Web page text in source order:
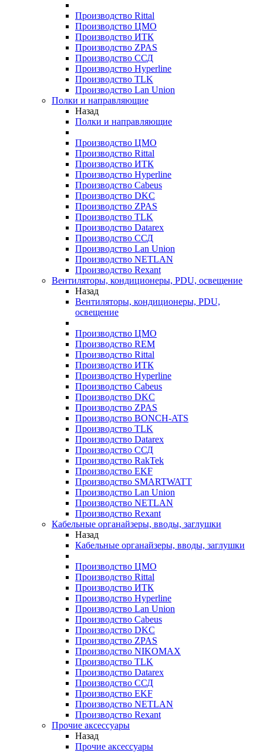
Производство Rittal
Производство ЦМО
Производство ИТК
Производство ZPAS
Производство ССД
Производство Hyperline
Производство TLK
Производство Lan Union
Полки и направляющие
Назад
Полки и направляющие
Производство ЦМО
Производство Rittal
Производство ИТК
Производство Hyperline
Производство Cabeus
Производство DKC
Производство ZPAS
Производство TLK
Производство Datarex
Производство ССД
Производство Lan Union
Производство NETLAN
Производство Rexant
Вентиляторы, кондиционеры, PDU, освещение
Назад
Вентиляторы, кондиционеры, PDU,
освещение
Производство ЦМО
Производство REM
Производство Rittal
Производство ИТК
Производство Hyperline
Производство Cabeus
Производство DKC
Производство ZPAS
Производство BONCH-ATS
Производство TLK
Производство Datarex
Производство ССД
Производство RakTek
Производство EKF
Производство SMARTWATT
Производство Lan Union
Производство NETLAN
Производство Rexant
Кабельные органайзеры, вводы, заглушки
Назад
Кабельные органайзеры, вводы, заглушки
Производство ЦМО
Производство Rittal
Производство ИТК
Производство Hyperline
Производство Lan Union
Производство Cabeus
Производство DKC
Производство ZPAS
Производство NIKOMAX
Производство TLK
Производство Datarex
Производство ССД
Производство EKF
Производство NETLAN
Производство Rexant
Прочие аксеcсуары
Назад
Прочие аксеcсуары